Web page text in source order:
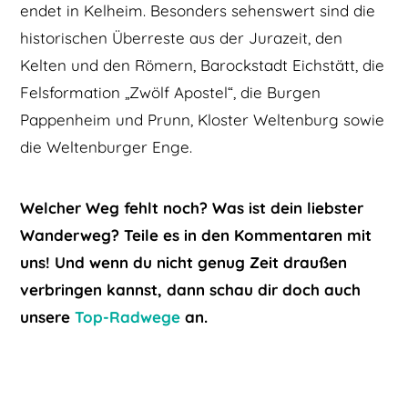
endet in Kelheim. Besonders sehenswert sind die
historischen Überreste aus der Jurazeit, den
Kelten und den Römern, Barockstadt Eichstätt, die
Felsformation „Zwölf Apostel“, die Burgen
Pappenheim und Prunn, Kloster Weltenburg sowie
die Weltenburger Enge.
Welcher Weg fehlt noch? Was ist dein liebster
Wanderweg? Teile es in den Kommentaren mit
uns! Und wenn du nicht genug Zeit draußen
verbringen kannst, dann schau dir doch auch
unsereTop-Radwege an.